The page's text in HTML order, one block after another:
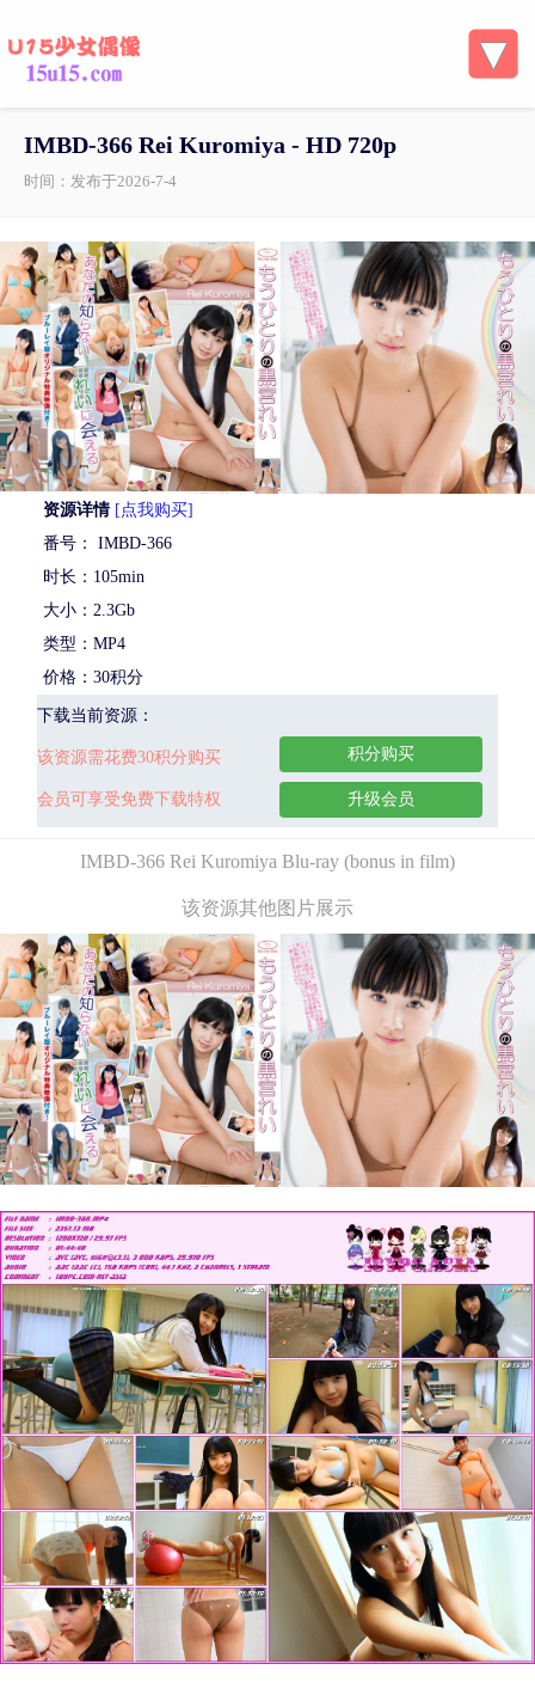
IMBD-366 Rei Kuromiya - HD 720p
时间：发布于2026-7-4
资源详情 [点我购买]
番号： IMBD-366
时长：105min
大小：2.3Gb
类型：MP4
价格：30积分
下载当前资源：
该资源需花费30积分购买
会员可享受免费下载特权
积分购买
升级会员
IMBD-366 Rei Kuromiya Blu-ray (bonus in film)
该资源其他图片展示